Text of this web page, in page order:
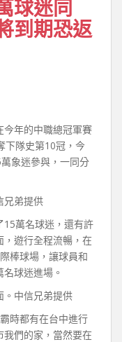
球迷同
到期恐返
今年的中職總冠軍賽
下隊史第10冠，今
象迷參與，一同分
兄弟提供
15萬名球迷，還有許
遊行全程流暢，在
棒球場，讓球員和
球迷進場。
。中信兄弟提供
時都有在台中進行
們的家，當然要在